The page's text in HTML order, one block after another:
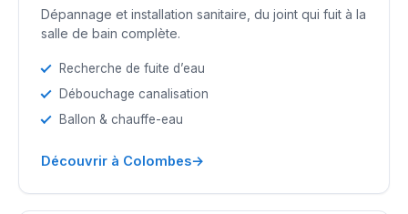
Dépannage et installation sanitaire, du joint qui fuit à la
salle de bain complète.
Recherche de fuite d’eau
Débouchage canalisation
Ballon & chauffe-eau
Découvrir à Colombes→